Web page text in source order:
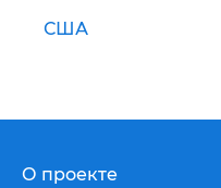
США
О проекте